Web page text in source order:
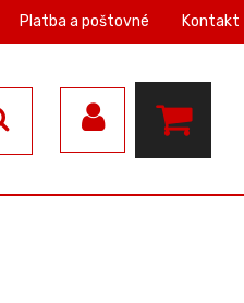
Platba a poštovné Kontakt